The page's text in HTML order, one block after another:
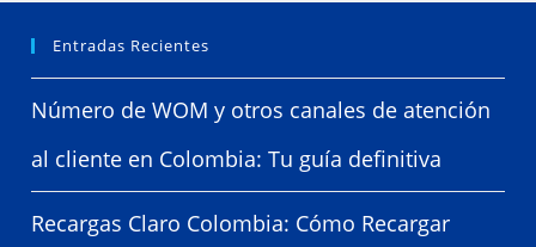
Entradas Recientes
Número de WOM y otros canales de atención
al cliente en Colombia: Tu guía definitiva
Recargas Claro Colombia: Cómo Recargar